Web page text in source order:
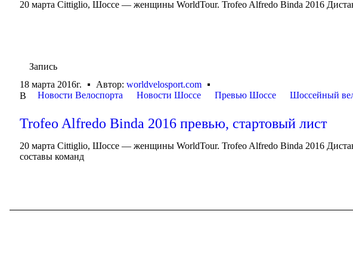
20 марта Cittiglio, Шоссе — женщины WorldTour. Trofeo Alfredo Binda 2016
Запись
18 марта 2016г.
Автор:worldvelosport.com
В
Новости Велоспорта Новости Шоссе Превью Шоссе Шоссейный
Trofeo Alfredo Binda 2016 превью, стартовый лист
20 марта Cittiglio, Шоссе — женщины WorldTour. Trofeo Alfredo Binda 2016
составы команд